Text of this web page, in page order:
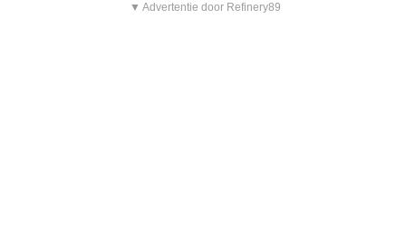
▼ Advertentie door Refinery89